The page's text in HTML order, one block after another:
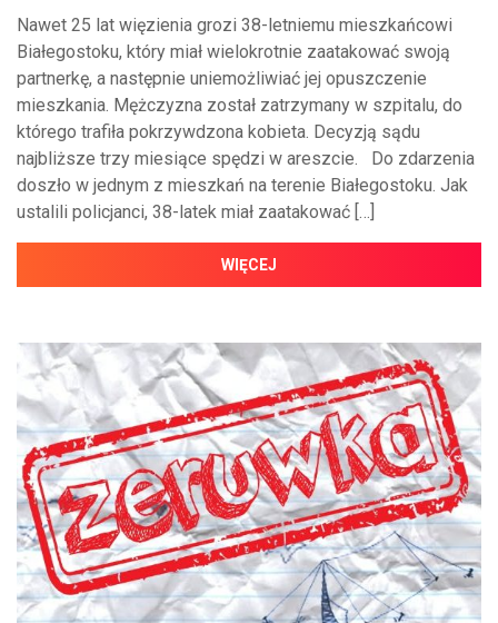
Nawet 25 lat więzienia grozi 38-letniemu mieszkańcowi
Białegostoku, który miał wielokrotnie zaatakować swoją
partnerkę, a następnie uniemożliwiać jej opuszczenie
mieszkania. Mężczyzna został zatrzymany w szpitalu, do
którego trafiła pokrzywdzona kobieta. Decyzją sądu
najbliższe trzy miesiące spędzi w areszcie. Do zdarzenia
doszło w jednym z mieszkań na terenie Białegostoku. Jak
ustalili policjanci, 38-latek miał zaatakować […]
WIĘCEJ